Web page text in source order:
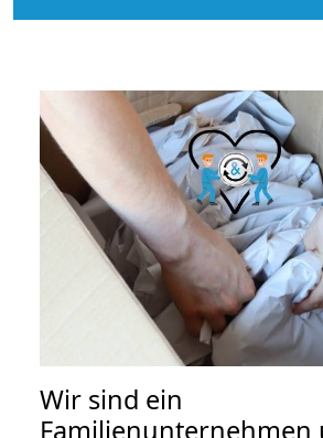
Wir sind ein
Familienunternehmen